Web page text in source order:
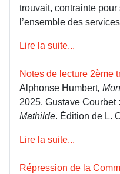
trouvait, contrainte
l’ensemble des
Lire la suite...
Notes de lecture 2ème
Alphonse Humbert,
2025. Gustave Courbet :
Mathilde. Édition de L.
Lire la suite...
Répression de la